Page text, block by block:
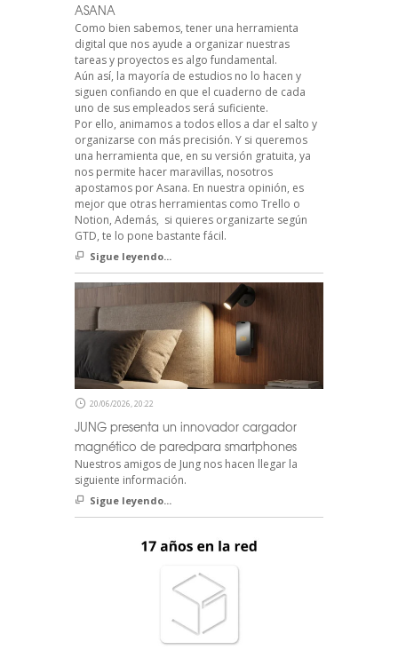
ASANA
Como bien sabemos, tener una herramienta
digital que nos ayude a organizar nuestras
tareas y proyectos es algo fundamental.
Aún así, la mayoría de estudios no lo hacen y
siguen confiando en que el cuaderno de cada
uno de sus empleados será suficiente.
Por ello, animamos a todos ellos a dar el salto y
organizarse con más precisión. Y si queremos
una herramienta que, en su versión gratuita, ya
nos permite hacer maravillas, nosotros
apostamos por Asana. En nuestra opinión, es
mejor que otras herramientas como Trello o
Notion, Además, si quieres organizarte según
GTD, te lo pone bastante fácil.
Sigue leyendo...
20/06/2026, 20:22
JUNG presenta un innovador cargador
magnético de paredpara smartphones
Nuestros amigos de Jung nos hacen llegar la
siguiente información.
Sigue leyendo...